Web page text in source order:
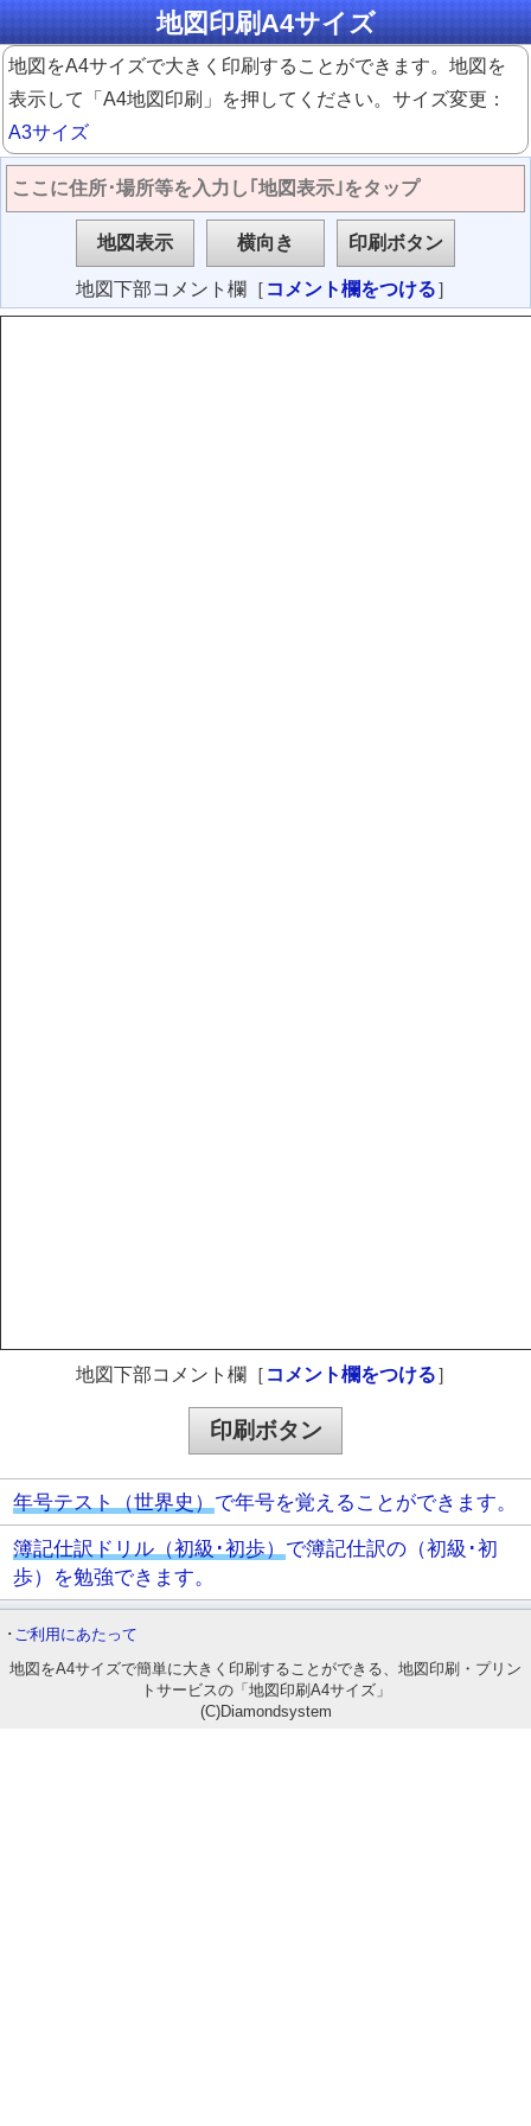
地図印刷A4サイズ
地図をA4サイズで大きく印刷することができます。地図を
表示して「A4地図印刷」を押してください。サイズ変更：
A3サイズ
地図下部コメント欄［ コメント欄をつける］
地図下部コメント欄［ コメント欄をつける］
年号テスト（世界史）で年号を覚えることができます。
簿記仕訳ドリル（初級･初歩）で簿記仕訳の（初級･初
歩）を勉強できます。
･ ご利用にあたって
地図をA4サイズで簡単に大きく印刷することができる、地図印刷・プリン
トサービスの「地図印刷A4サイズ」
(C)Diamondsystem